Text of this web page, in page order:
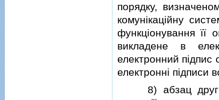
порядку,
комунiкацiйну
функцiонування її
викладене в
електронний пiдпис
електроннi пiдписи
8) абзац другий